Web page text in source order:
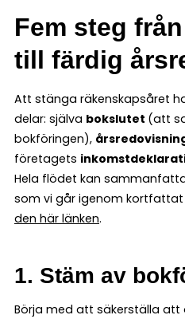
Fem steg
till färdig
Att stänga räkenskapsåret
delar: själva bokslutet (att
bokföringen),
företagets
Hela flödet kan
som vi går igenom
den här länken.
1. Stäm av
Börja med att säkerställa